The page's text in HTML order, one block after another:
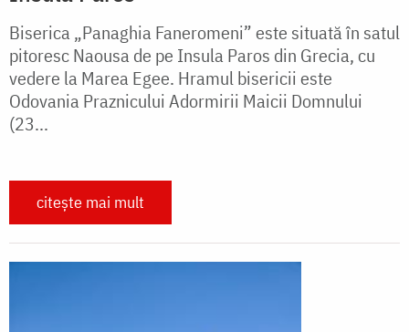
Biserica „Panaghia Faneromeni” este situată în satul
pitoresc Naousa de pe Insula Paros din Grecia, cu
vedere la Marea Egee. Hramul bisericii este
Odovania Praznicului Adormirii Maicii Domnului
(23...
citește mai mult